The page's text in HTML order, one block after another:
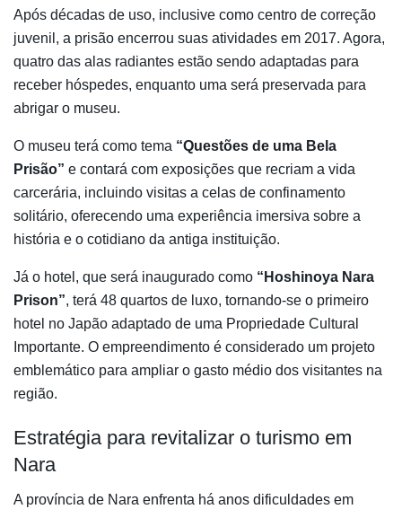
Após décadas de uso, inclusive como centro de correção
juvenil, a prisão encerrou suas atividades em 2017. Agora,
quatro das alas radiantes estão sendo adaptadas para
receber hóspedes, enquanto uma será preservada para
abrigar o museu.
O museu terá como tema “Questões de uma Bela
Prisão” e contará com exposições que recriam a vida
carcerária, incluindo visitas a celas de confinamento
solitário, oferecendo uma experiência imersiva sobre a
história e o cotidiano da antiga instituição.
Já o hotel, que será inaugurado como “Hoshinoya Nara
Prison”, terá 48 quartos de luxo, tornando-se o primeiro
hotel no Japão adaptado de uma Propriedade Cultural
Importante. O empreendimento é considerado um projeto
emblemático para ampliar o gasto médio dos visitantes na
região.
Estratégia para revitalizar o turismo em
Nara
A província de Nara enfrenta há anos dificuldades em